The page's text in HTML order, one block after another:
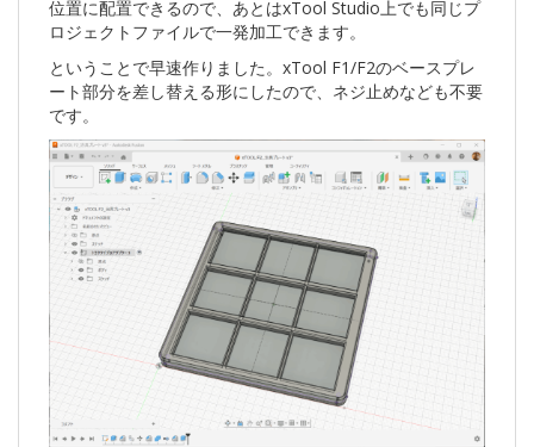
位置に配置できるので、あとはxTool Studio上でも同じプ
ロジェクトファイルで一発加工できます。
ということで早速作りました。xTool F1/F2のベースプレ
ート部分を差し替える形にしたので、ネジ止めなども不要
です。